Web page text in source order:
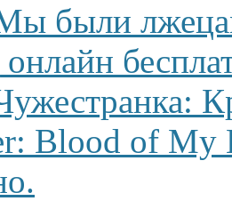
были
онлайн
Blood of My